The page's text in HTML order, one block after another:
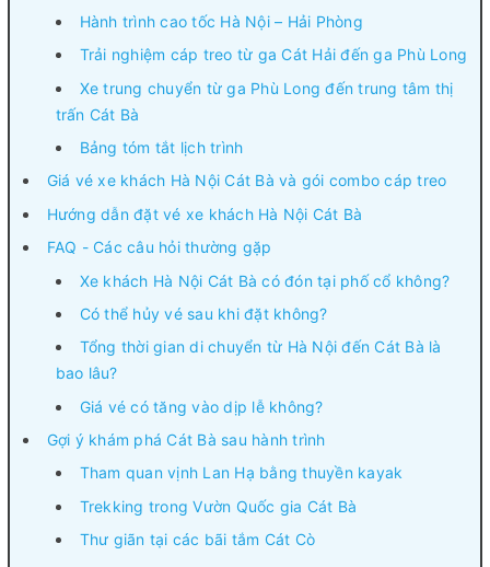
Hành trình cao tốc Hà Nội – Hải Phòng
Trải nghiệm cáp treo từ ga Cát Hải đến ga Phù Long
Xe trung chuyển từ ga Phù Long đến trung tâm thị
trấn Cát Bà
Bảng tóm tắt lịch trình
Giá vé xe khách Hà Nội Cát Bà và gói combo cáp treo
Hướng dẫn đặt vé xe khách Hà Nội Cát Bà
FAQ - Các câu hỏi thường gặp
Xe khách Hà Nội Cát Bà có đón tại phố cổ không?
Có thể hủy vé sau khi đặt không?
Tổng thời gian di chuyển từ Hà Nội đến Cát Bà là
bao lâu?
Giá vé có tăng vào dịp lễ không?
Gợi ý khám phá Cát Bà sau hành trình
Tham quan vịnh Lan Hạ bằng thuyền kayak
Trekking trong Vườn Quốc gia Cát Bà
Thư giãn tại các bãi tắm Cát Cò